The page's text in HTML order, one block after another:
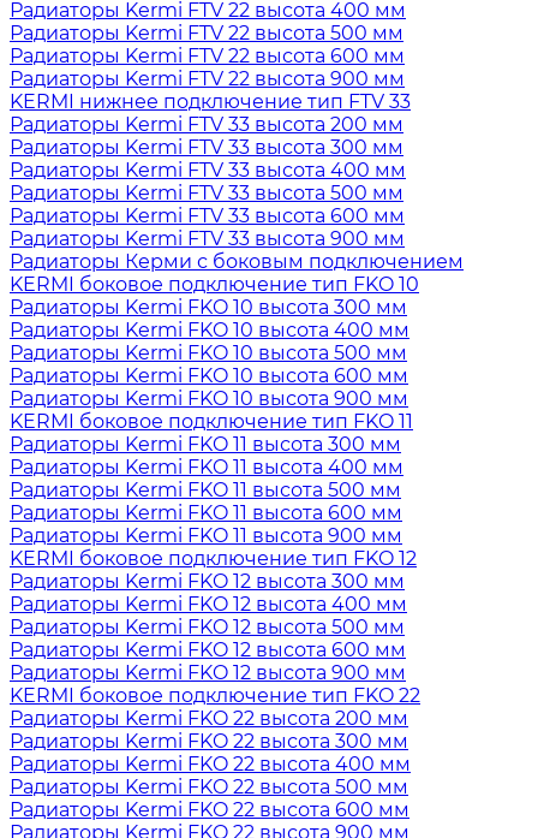
Радиаторы Kermi FTV 22 высота 400 мм
Радиаторы Kermi FTV 22 высота 500 мм
Радиаторы Kermi FTV 22 высота 600 мм
Радиаторы Kermi FTV 22 высота 900 мм
KERMI нижнее подключение тип FTV 33
Радиаторы Kermi FTV 33 высота 200 мм
Радиаторы Kermi FTV 33 высота 300 мм
Радиаторы Kermi FTV 33 высота 400 мм
Радиаторы Kermi FTV 33 высота 500 мм
Радиаторы Kermi FTV 33 высота 600 мм
Радиаторы Kermi FTV 33 высота 900 мм
Радиаторы Керми с боковым подключением
KERMI боковое подключение тип FKO 10
Радиаторы Kermi FKO 10 высота 300 мм
Радиаторы Kermi FKO 10 высота 400 мм
Радиаторы Kermi FKO 10 высота 500 мм
Радиаторы Kermi FKO 10 высота 600 мм
Радиаторы Kermi FKO 10 высота 900 мм
KERMI боковое подключение тип FKO 11
Радиаторы Kermi FKO 11 высота 300 мм
Радиаторы Kermi FKO 11 высота 400 мм
Радиаторы Kermi FKO 11 высота 500 мм
Радиаторы Kermi FKO 11 высота 600 мм
Радиаторы Kermi FKO 11 высота 900 мм
KERMI боковое подключение тип FKO 12
Радиаторы Kermi FKO 12 высота 300 мм
Радиаторы Kermi FKO 12 высота 400 мм
Радиаторы Kermi FKO 12 высота 500 мм
Радиаторы Kermi FKO 12 высота 600 мм
Радиаторы Kermi FKO 12 высота 900 мм
KERMI боковое подключение тип FKO 22
Радиаторы Kermi FKO 22 высота 200 мм
Радиаторы Kermi FKO 22 высота 300 мм
Радиаторы Kermi FKO 22 высота 400 мм
Радиаторы Kermi FKO 22 высота 500 мм
Радиаторы Kermi FKO 22 высота 600 мм
Радиаторы Kermi FKO 22 высота 900 мм